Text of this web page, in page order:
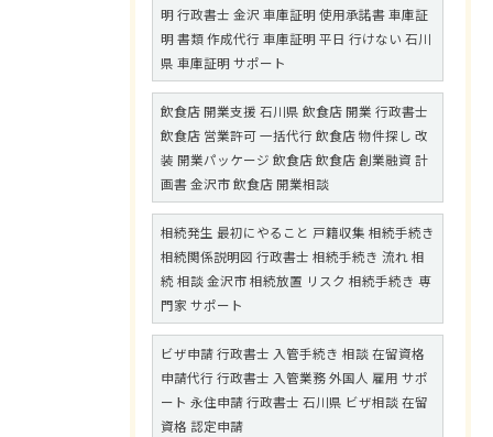
明 行政書士 金沢 車庫証明 使用承諾書 車庫証
明 書類 作成代行 車庫証明 平日 行けない 石川
県 車庫証明 サポート
飲食店 開業支援 石川県 飲食店 開業 行政書士
飲食店 営業許可 一括代行 飲食店 物件探し 改
装 開業パッケージ 飲食店 飲食店 創業融資 計
画書 金沢市 飲食店 開業相談
相続発生 最初にやること 戸籍収集 相続手続き
相続関係説明図 行政書士 相続手続き 流れ 相
続 相談 金沢市 相続放置 リスク 相続手続き 専
門家 サポート
ビザ申請 行政書士 入管手続き 相談 在留資格
申請代行 行政書士 入管業務 外国人 雇用 サポ
ート 永住申請 行政書士 石川県 ビザ相談 在留
資格 認定申請